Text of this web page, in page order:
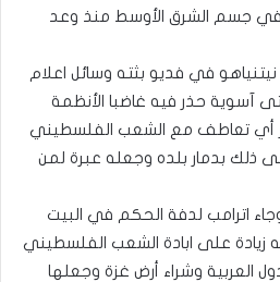
في جسم الشرق الأوسط منذ وعد
في فديو بثته وسائل اعلام
آسوية حذر فيه غاضبا الأنظمة
أي تعاطف مع الشعب الفلسطيني
بدمار بلده وجعله عبرة لمن
اترامب لدفة الحكم في البيت
زيادة على ابادة الشعب الفلسطيني
العربية وشراء أرض غزة وجعلها